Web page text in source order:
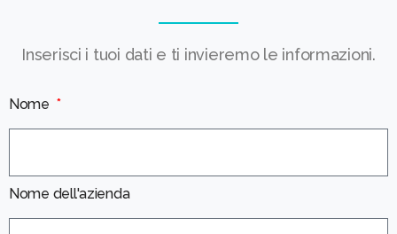
Inserisci i tuoi dati e ti invieremo le informazioni.
Nome
Nome dell'azienda